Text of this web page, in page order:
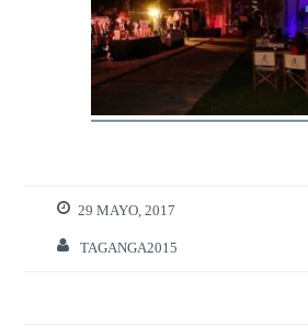
29 MAYO, 2017
TAGANGA2015